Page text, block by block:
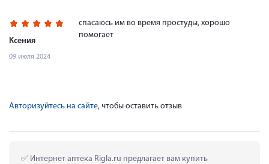
Ксения
09 июля 2024
спасаюсь им во время простуды, хорошо
помогает
Авторизуйтесь на сайте, чтобы оставить отзыв
Интернет аптека Rigla.ru предлагает вам купить